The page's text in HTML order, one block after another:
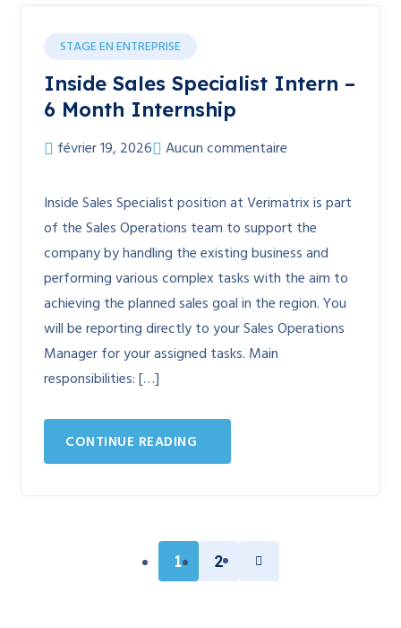
STAGE EN ENTREPRISE
Inside Sales Specialist Intern –
6 Month Internship
février 19, 2026 Aucun commentaire
Inside Sales Specialist position at Verimatrix is part
of the Sales Operations team to support the
company by handling the existing business and
performing various complex tasks with the aim to
achieving the planned sales goal in the region. You
will be reporting directly to your Sales Operations
Manager for your assigned tasks. Main
responsibilities: […]
CONTINUE READING
1 2